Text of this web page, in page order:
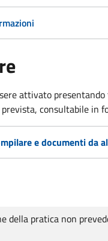
attivato
consultabile in
e documenti da
della pratica non